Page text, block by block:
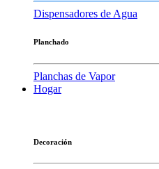
Dispensadores de Agua
Planchado
Planchas de Vapor
Hogar
Decoración